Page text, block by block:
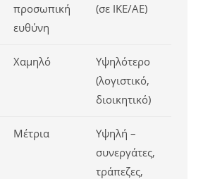
προσωπική
ευθύνη
(σε ΙΚΕ/ΑΕ)
Χαμηλό
Υψηλότερο
(λογιστικό,
διοικητικό)
Μέτρια
Υψηλή –
συνεργάτες,
τράπεζες,